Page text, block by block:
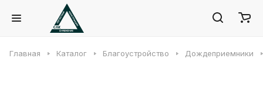
Главная Каталог Благоустройство Дождеприемники